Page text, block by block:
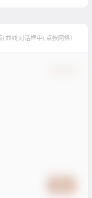
曲线’对话框中) 点按网格）